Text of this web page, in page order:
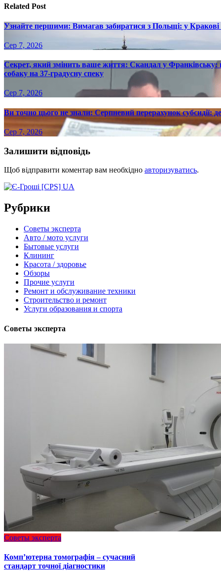
Related Post
Узнайте першими: Вимагав забиратися з Польщі: у Кракові
Сер 7, 2026
Секрет, який змінить ваше життя: Скандал у
собаку на 37-градусну спеку
Сер 7, 2026
Ви точно цього не знали: Серпневий перерахунок субсидії:
Сер 7, 2026
Залишити відповідь
Щоб відправити коментар вам необхідно авторизуватись.
Рубрики
Советы эксперта
Авто / мото услуги
Бытовые услуги
Клининг
Красота / здоровье
Обзоры
Прочие услуги
Ремонт и обслуживание техники
Строительство и ремонт
Услуги образования и спорта
Советы эксперта
Советы эксперта
Комп’ютерна томографія – сучасний
стандарт точної діагностики